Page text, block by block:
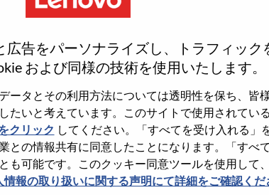
広告をパーソナライズし、トラフィック
および同様の技術を使用いたします。
ータとその利用方法については透明性を保ち、皆
たいと考えています。このサイトで使用されてい
クリック してください。「すべてを受け入れる」
との情報共有に同意したことになります。「すべ
も可能です。このクッキー同意ツールを使用して
情報の取り扱いに関する声明にて詳細をご確認くだ
WOW our customers.
ranked #153 in the Fortune Global
Focused on a bold vision to deliver
world’s largest PC company with a full-
(PCs, workstations, smartphones,
computing and software defined
investment in world-changing
Tel
Tel
全て